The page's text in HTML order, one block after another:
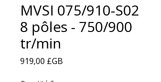
MVSI 075/910-S02
8 pôles - 750/900
tr/min
919,00 £GB